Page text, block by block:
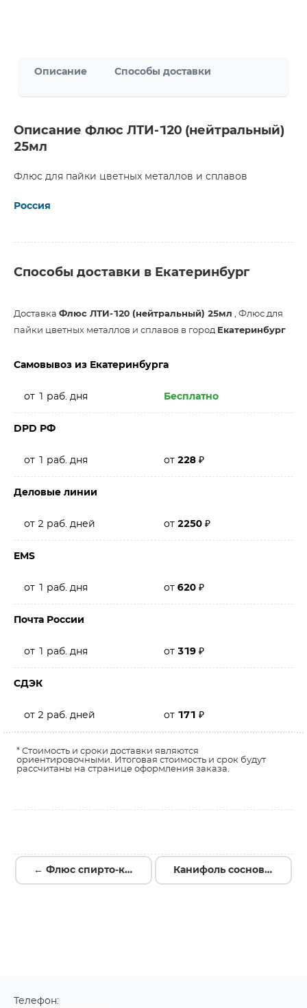
Описание Способы доставки
Описание Флюс ЛТИ-120 (нейтральный)
25мл
Флюс для пайки цветных металлов и сплавов
Россия
Способы доставки в Екатеринбург
Доставка Флюс ЛТИ-120 (нейтральный) 25мл , Флюс для
пайки цветных металлов и сплавов в город Екатеринбург
Самовывоз из Екатеринбурга
от 1 раб. дня Бесплатно
DPD РФ
от 1 раб. дня от 228 ₽
Деловые линии
от 2 раб. дней от 2250 ₽
EMS
от 1 раб. дня от 620 ₽
Почта России
от 1 раб. дня от 319 ₽
СДЭК
от 2 раб. дней от 171 ₽
* Стоимость и сроки доставки являются
ориентировочными. Итоговая стоимость и срок будут
рассчитаны на странице оформления заказа.
← Флюс спирто-канифольный 25мл Канифоль сосновая 100 гр. марка "А" →
Телефон: